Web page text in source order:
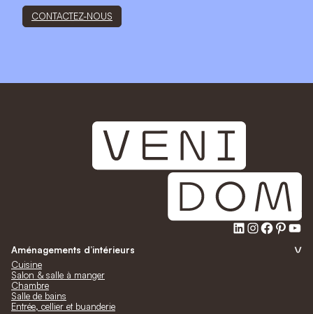
CONTACTEZ-NOUS
LinkedIn
Aménagements d’intérieurs
Cuisine
Salon & salle à manger
Chambre
Salle de bains
Entrée, cellier et buanderie